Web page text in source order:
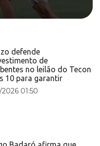
defende
de
no leilão do Tecon
10 para garantir
01:50